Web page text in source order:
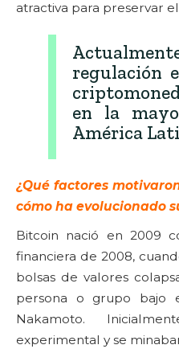
atractiva para preservar
regulación
en la
América
¿Qué factores
cómo ha evolucionado
Bitcoin nació en 2009
financiera de 2008,
bolsas de valores
persona o grupo bajo
Nakamoto.
experimental y se